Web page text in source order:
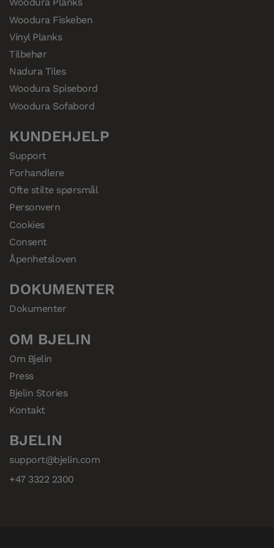
Woodura Planks
Woodura Fiskeben
Vinyl Planks
Tilbehør
Nadura Tiles
Woodura Spisebord
Woodura Sofabord
KUNDEHJELP
Support
Forhandlere
Ofte stilte spørsmål
Personvern
Cookies
Consent
Åpenhetsloven
DOKUMENTER
Dokumenter
OM BJELIN
Om Bjelin
Press
Bjelin Stories
Kontakt
BJELIN
support@bjelin.com
+47 3322 2300